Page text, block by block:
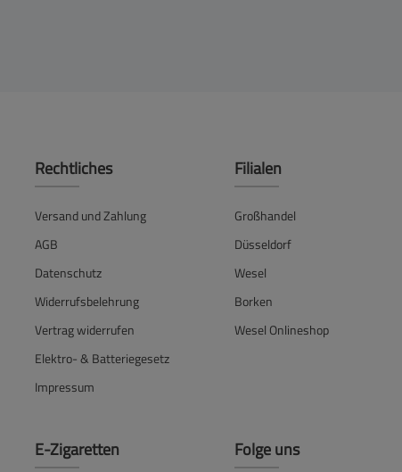
Rechtliches
Versand und Zahlung
AGB
Datenschutz
Widerrufsbelehrung
Vertrag widerrufen
Elektro- & Batteriegesetz
Impressum
Filialen
Großhandel
Düsseldorf
Wesel
Borken
Wesel Onlineshop
E-Zigaretten Folge uns